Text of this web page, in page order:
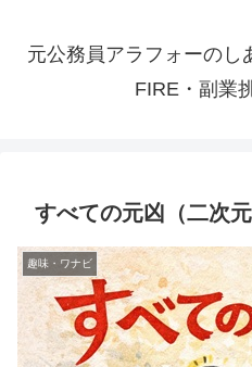
元公務員アラフォーのし
FIRE・副業
すべての元凶（二次元
趣味・ワナビ